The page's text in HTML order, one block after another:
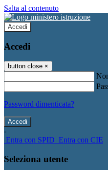
Salta al contenuto
Accedi
Accedi
button close ×
Password dimenticata?
-
Entra con SPID Entra con CIE
Seleziona utente